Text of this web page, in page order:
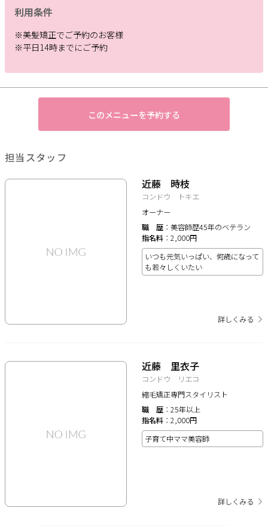
利用条件
※美髪矯正でご予約のお客様
※平日14時までにご予約
このメニューを予約する
担当スタッフ
近藤 時枝
コンドウ トキエ
オーナー
職歴
美容師歴45年のベテラン
指名料
2,000円
いつも元気いっぱい、何歳になって
も若々しくいたい
詳しくみる
近藤 里衣子
コンドウ リエコ
縮毛矯正専門スタイリスト
職歴
25年以上
指名料
2,000円
子育て中ママ美容師
詳しくみる